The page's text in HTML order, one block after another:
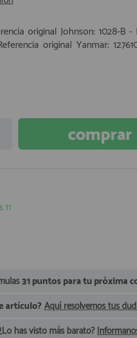
original Johnson: 1028-B
original Yanmar:
11
31 puntos para tu próxima
artículo?Aquí resolvemos tus
has visto más barato?